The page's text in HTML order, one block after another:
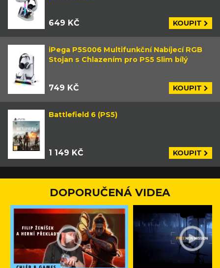
649 KČ KOUPIT
iPega P5S006 Multifunkční Nabíjecí RGB
Stojan s Chlazením pro PS5 Slim bílý
749 KČ KOUPIT
Battlefield 6 (PS5)
1 149 KČ KOUPIT
DOPORUČENÁ VIDEA